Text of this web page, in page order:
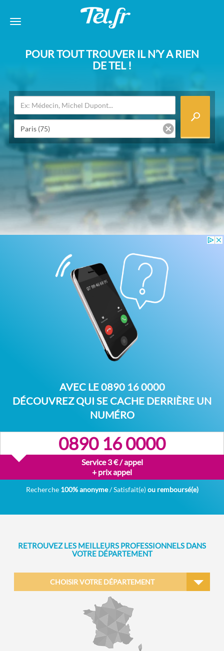
POUR TOUT TROUVER IL N’Y A RIEN
DE TEL !
AVEC LE0890 16 0000
DÉCOUVREZ QUI SE CACHE DERRIÈRE UN
NUMÉRO
0890 16 0000
Service 3 € / appel
+ prix appel
Recherche 100% anonyme/ Satisfait(e)ou remboursé(e)
RETROUVEZ LES MEILLEURS PROFESSIONNELS DANS
VOTRE DÉPARTEMENT
CHOISIR VOTRE DÉPARTEMENT